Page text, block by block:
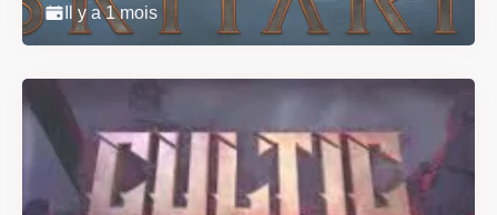
Il y a 1 mois